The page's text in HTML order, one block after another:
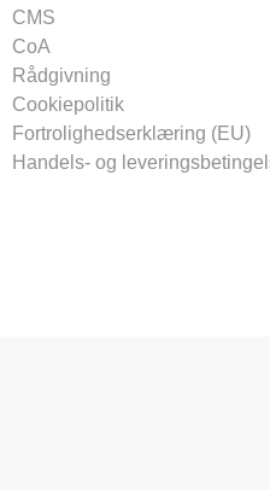
CMS
CoA
Rådgivning
Cookiepolitik
Fortrolighedserklæring (EU)
Handels- og